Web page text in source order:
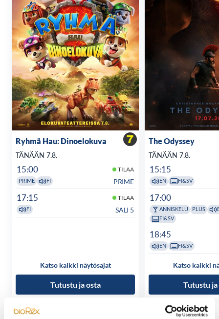
Ryhmä Hau: Dinoelokuva
TÄNÄÄN 7.8.
15:00 TILAA
PRIME FI PRIME
17:15 TILAA
FI SALI 5
Katso kaikki näytösajat
Tutustu ja osta
The Odyssey
TÄNÄÄN 7.8.
15:15
EN FI&SV
17:00
ANNISKELU PLUS
FI&SV
18:45
EN FI&SV
Katso kaikki
Tutustu ja